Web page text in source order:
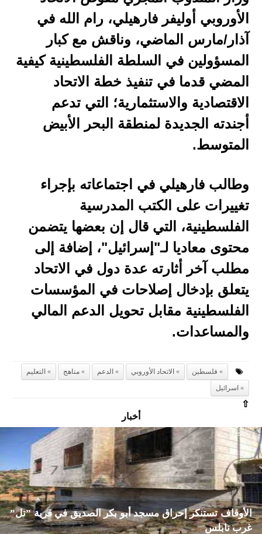
الأوروبي أوليفر فارهيلي، رام الله في
آذار/مارس الماضي، وناقش مع كبار
المسؤولين في السلطة الفلسطينية كيفية
المضي قدما في تنفيذ خطة الاتحاد
الاقتصادية والاستثمارية؛ التي تدعم
أجندته الجديدة لمنطقة البحر الأبيض
المتوسط.
وطالب فارهيلي في اجتماعاته بإجراء
تغييرات على الكتب المدرسية
الفلسطينية، التي قال إن بعضها يتضمن
محتوى معاديا لـ"إسرائيل"، إضافة إلى
مطلب آخر أثارته عدة دول في الاتحاد
يتعلق بإدخال إصلاحات في المؤسسات
الفلسطينية مقابل تحويل الدعم المالي
والمساعدات.
فلسطين الاتحاد الأوروبي الدعم مناهج
التعليم
اسرائيل
⇧
أخبار
الأوقاف تستنكر إحراق مسجد أبو بكر الصديق في قرية ”تل”
غرب نابلس